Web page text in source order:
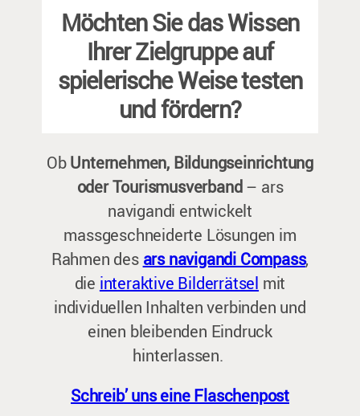
Möchten Sie das Wissen
Ihrer Zielgruppe auf
spielerische Weise testen
und fördern?
ObUnternehmen, Bildungseinrichtung
oder Tourismusverband– ars
navigandi entwickelt
massgeschneiderte Lösungen im
Rahmen des ars navigandi Compass,
die interaktive Bilderrätsel mit
individuellen Inhalten verbinden und
einen bleibenden Eindruck
hinterlassen.
Schreib’ uns eine Flaschenpost